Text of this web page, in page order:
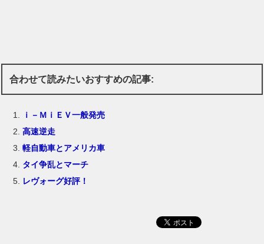
合わせて読みたいおすすめの記事:
ｉ－ＭｉＥＶ一般発売
高速逆走
軽自動車とアメリカ車
タイ争乱とマーチ
レヴォーグ好評！